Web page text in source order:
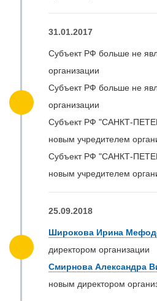
31.01.2017
Субъект РФ больше не
организации
Субъект РФ больше не
организации
Субъект РФ "САНКТ-
новым учредителем
Субъект РФ "САНКТ-
новым учредителем
25.09.2018
Широкова Ирина
директором организации
Смирнова Александра
новым директором